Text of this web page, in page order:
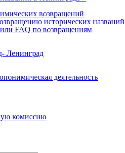
возвращений
исторических названий
FAQ по возвращениям
Ленинград
деятельность
комиссию